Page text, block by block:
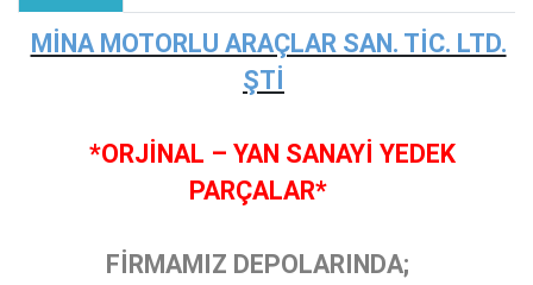
MİNA MOTORLU ARAÇLAR SAN. TİC. LTD.
ŞTİ
*ORJİNAL – YAN SANAYİ YEDEK
PARÇALAR*
FİRMAMIZ DEPOLARINDA;